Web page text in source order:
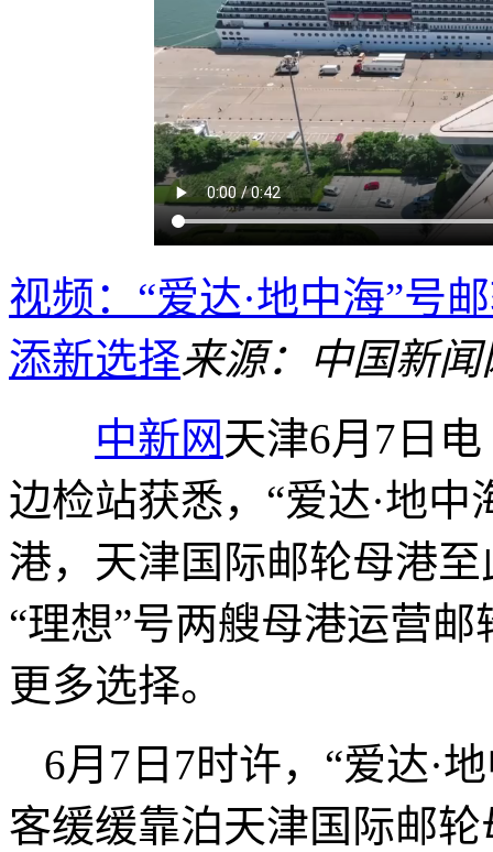
视频：“爱达·地中海”号
添新选择来源：中国新闻
中新网天津6月7日
边检站获悉，“爱达·地
港，天津国际邮轮母港至
“理想”号两艘母港运营
更多选择。
6月7日7时许，“爱达·
客缓缓靠泊天津国际邮